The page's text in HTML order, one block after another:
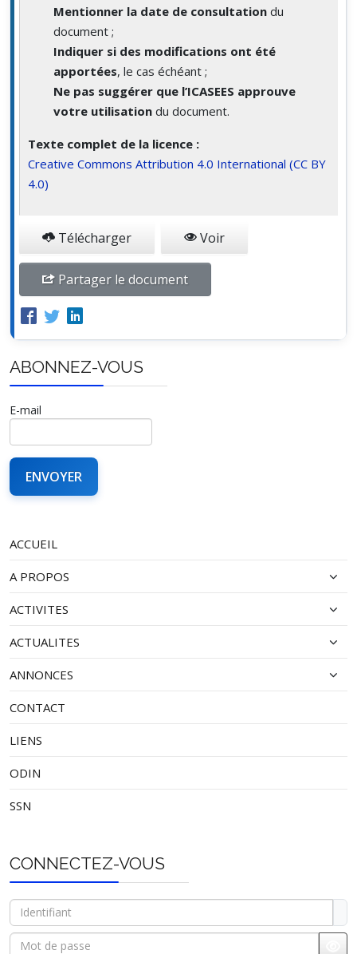
Mentionner la date de consultation du
document ;
Indiquer si des modifications ont été
apportées, le cas échéant ;
Ne pas suggérer que l’ICASEES approuve
votre utilisation du document.
Texte complet de la licence :
Creative Commons Attribution 4.0 International (CC BY
4.0)
Télécharger Voir
Partager le document
ABONNEZ-VOUS
E-mail
ACCUEIL
A PROPOS
ACTIVITES
ACTUALITES
ANNONCES
CONTACT
LIENS
ODIN
SSN
CONNECTEZ-VOUS
Identifiant
Mot de passe